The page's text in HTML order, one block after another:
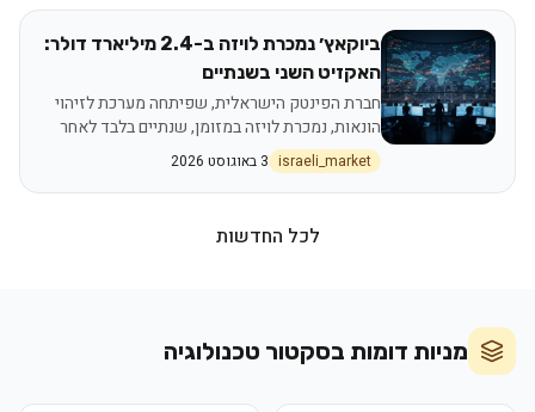
ביוקאץ׳ נמכרת לויזה ב-2.4 מיליארד דולר:
האקזיט השני בשנתיים
חברת הפינטק הישראלית, שפיתחה מערכת לזיהוי
הונאות, נמכרת לויזה במזומן, שנתיים בלבד לאחר
שנרכשה על ידי קרן פרמירה
israeli_market 3 באוגוסט 2026
לכל החדשות
מניות דומות בסקטור טכנולוגיה